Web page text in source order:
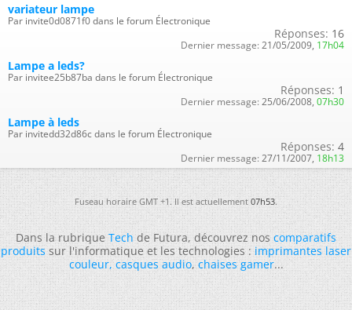
variateur lampe
Par invite0d0871f0 dans le forum Électronique
Réponses: 16
Dernier message: 21/05/2009, 17h04
Lampe a leds?
Par invitee25b87ba dans le forum Électronique
Réponses: 1
Dernier message: 25/06/2008, 07h30
Lampe à leds
Par invitedd32d86c dans le forum Électronique
Réponses: 4
Dernier message: 27/11/2007, 18h13
Fuseau horaire GMT +1. Il est actuellement07h53.
Dans la rubriqueTechde Futura, découvrez noscomparatifs
produitssur l'informatique et les technologies :imprimantes laser
couleur,casques audio,chaises gamer...